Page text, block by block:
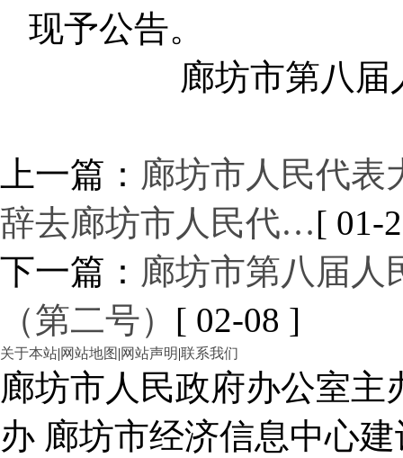
现予公告。
廊坊市第八
上一篇： 廊坊市人民代表
辞去廊坊市人民代…[ 01-
下一篇： 廊坊市第八届人
（第二号） [ 02-08 ]
关于本站|网站地图 |网站声明|联系我们
廊坊市人民政府办公室
办 廊坊市经济信息中心建